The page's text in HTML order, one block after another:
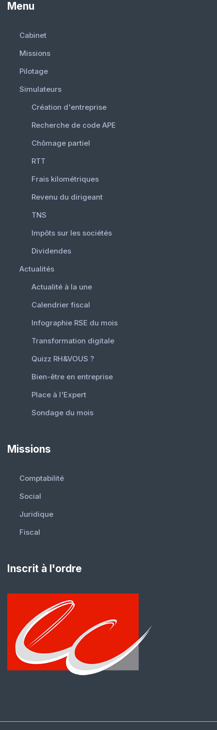
Menu
Cabinet
Missions
Pilotage
Simulateurs
Création d'entreprise
Recherche de code APE
Chômage partiel
RTT
Frais kilométriques
Revenu du dirigeant
TNS
Impôts sur les sociétés
Dividendes
Actualités
Actualité à la une
Calendrier fiscal
Infographie RSE du mois
Transformation digitale
Quizz RH&VOUS ?
Bien-être en entreprise
Place à l'Expert
Sondage du mois
Missions
Comptabilité
Social
Juridique
Fiscal
Inscrit à l'ordre